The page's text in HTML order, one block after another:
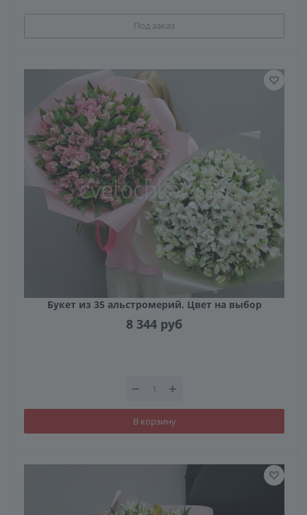
Под заказ
Букет из 35 альстромерий. Цвет на выбор
8 344 руб
В корзину